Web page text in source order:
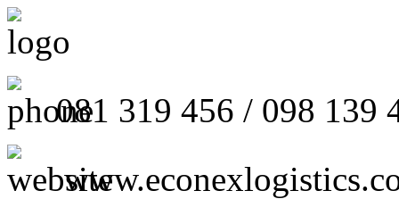
081 319 456 / 098 139